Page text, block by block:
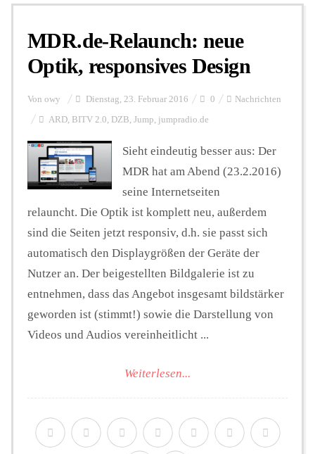
Personalien
Hintergrund
FUNKTURM-Beiträge
Podcast
Seminare
Unterstützen
MDR.de-Relaunch: neue
Optik, responsives Design
Von owy Dienstag, 23. Februar 2016 0 Nachrichten
ARD, BITV 2.0, DZB, Jump, jumpradio.de
Sieht eindeutig besser aus: Der
MDR hat am Abend (23.2.2016)
seine Internetseiten
relauncht. Die Optik ist komplett neu, außerdem
sind die Seiten jetzt responsiv, d.h. sie passt sich
automatisch den Displaygrößen der Geräte der
Nutzer an. Der beigestellten Bildgalerie ist zu
entnehmen, dass das Angebot insgesamt bildstärker
geworden ist (stimmt!) sowie die Darstellung von
Videos und Audios vereinheitlicht ...
Weiterlesen...